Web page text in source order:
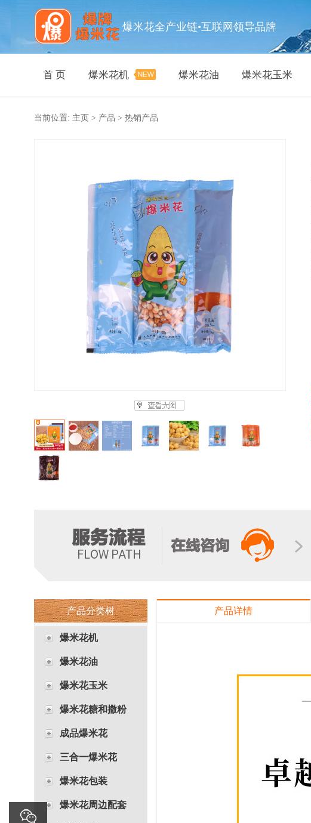
爆米花全产业链•互联网领导品牌
首 页 爆米花机 爆米花油 爆米花玉米
当前位置: 主页 > 产品 > 热销产品
产品分类树
爆米花机
爆米花油
爆米花玉米
爆米花糖和撒粉
成品爆米花
三合一爆米花
爆米花包装
爆米花周边配套
产品详情